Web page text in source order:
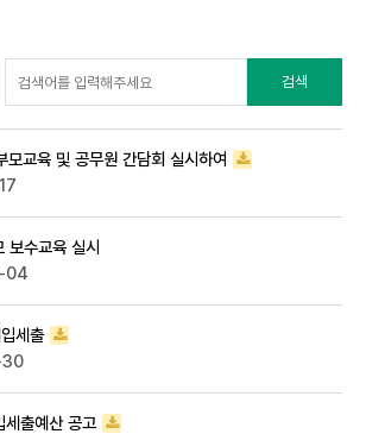
검색
모교육 및 공무원 간담회 실시하여
보수교육 실시
04
세출
30
출예산 공고